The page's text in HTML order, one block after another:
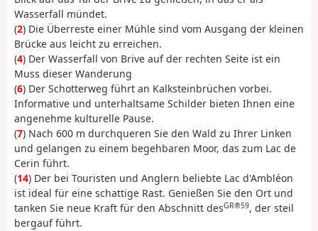
Wasserfall mündet.
(2) Die Überreste einer Mühle sind vom Ausgang der kleinen
Brücke aus leicht zu erreichen.
(4) Der Wasserfall von Brive auf der rechten Seite ist ein
Muss dieser Wanderung
(6) Der Schotterweg führt an Kalksteinbrüchen vorbei.
Informative und unterhaltsame Schilder bieten Ihnen eine
angenehme kulturelle Pause.
(7) Nach 600 m durchqueren Sie den Wald zu Ihrer Linken
und gelangen zu einem begehbaren Moor, das zum Lac de
Cerin führt.
(14) Der bei Touristen und Anglern beliebte Lac d'Ambléon
ist ideal für eine schattige Rast. Genießen Sie den Ort und
tanken Sie neue Kraft für den Abschnitt desGR®59, der steil
bergauf führt.